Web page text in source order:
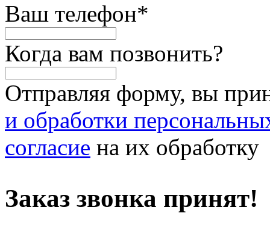
Ваш телефон*
Когда вам позвонить?
Отправляя форму, вы
и обработки
согласие на их обработку
Заказ звонка принят!